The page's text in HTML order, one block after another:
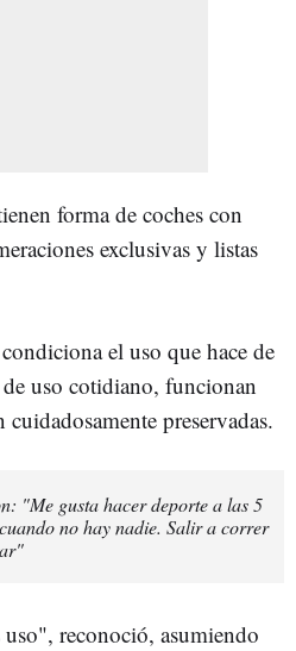
forma de coches con
exclusivas y listas
el uso que hace de
uso cotidiano, funcionan
preservadas.
"Me gusta hacer deporte a las 5
no hay nadie. Salir a correr
reconoció, asumiendo